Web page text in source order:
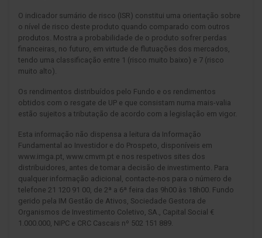
O indicador sumário de risco (ISR) constitui uma orientação sobre
o nível de risco deste produto quando comparado com outros
produtos. Mostra a probabilidade de o produto sofrer perdas
financeiras, no futuro, em virtude de flutuações dos mercados,
tendo uma classificação entre 1 (risco muito baixo) e 7 (risco
muito alto).
Os rendimentos distribuídos pelo Fundo e os rendimentos
obtidos com o resgate de UP e que consistam numa mais-valia
estão sujeitos a tributação de acordo com a legislação em vigor.
Esta informação não dispensa a leitura da Informação
Fundamental ao Investidor e do Prospeto, disponíveis em
www.imga.pt, www.cmvm.pt e nos respetivos sites dos
distribuidores, antes de tomar a decisão de investimento. Para
qualquer informação adicional, contacte-nos para o número de
telefone 21 120 91 00, de 2ª a 6ª feira das 9h00 às 18h00. Fundo
gerido pela IM Gestão de Ativos, Sociedade Gestora de
Organismos de Investimento Coletivo, SA., Capital Social €
1.000.000, NIPC e CRC Cascais nº 502 151 889.